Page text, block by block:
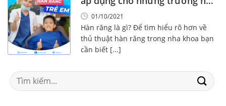
nào?01/10/2021
Hàn răng là gì? Để tìm hiểu rõ hơn về
thủ thuật hàn răng trong nha khoa bạn
cần biết [...]
Search
for: